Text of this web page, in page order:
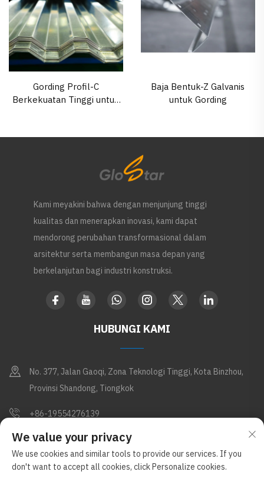
Gording Profil-C
Berkekuatan Tinggi untuk
Baja Bentuk-Z Galvanis
untuk Gording
Kami meyakini bahwa dengan menjunjung tinggi
kualitas dan menerapkan inovasi, kami dapat
mendorong perubahan transformasional dalam
arsitektur serta membangun masa depan yang
berkelanjutan bagi industri konstruksi.
HUBUNGI KAMI
No. 377, Jalan Gaoqi, Zona Teknologi Tinggi, Kota Binzhou,
Provinsi Shandong, Tiongkok
+86-19554276139
[email protected]
We value your privacy
We use cookies and similar tools to provide our services. If you
don't want to accept all cookies, click Personalize cookies.